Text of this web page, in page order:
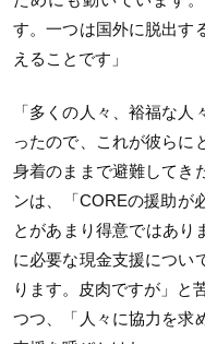
す。一つは国外に脱出す
えることです」
「多くの人々、裕福な
ったので、これが彼らに
身着のままで避難してき
ンは、「COREの援助が
とがあまり得意ではあり
に必要な現金支援につい
ります。皮肉ですが」と
つつ、「人々に協力を求